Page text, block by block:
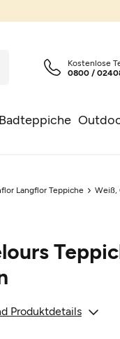
Kostenlose
0800 /
Langflor Teppiche Weiß,
Produktdetails